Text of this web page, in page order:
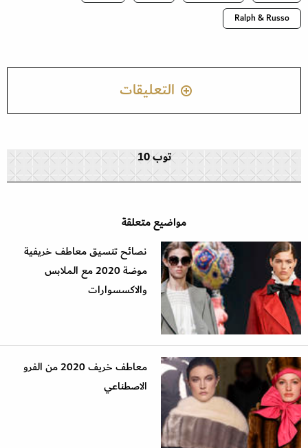
Ralph & Russo
التعليقات
توب 10
مواضيع متعلقة
نصائح تنسيق معاطف خريفية
موضة 2020 مع الملابس
والاكسسوارات
معاطف خريف 2020 من الفرو
الاصطناعي